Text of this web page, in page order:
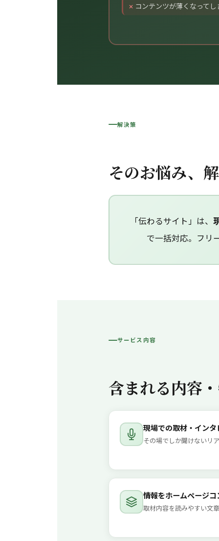
コンテンツが薄くなってし
解決策
そのお悩み、
「伝わるサイト」は、
で一括対応。フリ
サービス内容
含まれる内容
現場での取材・インタ
その場でしか聞けないリ
情報をホームページ
取材内容を読みやすい文